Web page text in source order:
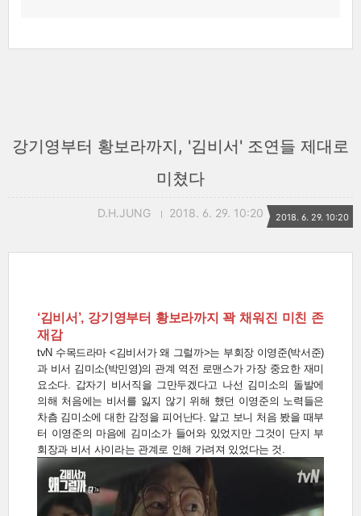
강기영부터 황보라까지, '김비서' 조연들 제대로
미쳤다
D.H.JUNG 2018. 6. 29. 10:20 2018. 6. 29. 10:20
‘김비서’, 강기영부터 황보라까지 꽉 채워진 미친 존
재감
tvN 수목드라마 <김비서가 왜 그럴까>는 부회장 이영준(박서준)
과 비서 김미소(박민영)의 관계 역전 로맨스가 가장 중요한 재미
요소다. 갑자기 비서직을 그만두겠다고 나선 김미소의 돌발에
의해 처음에는 비서를 잃지 않기 위해 했던 이영준의 노력들은
차츰 김미소에 대한 감정을 피어난다. 알고 보니 처음 봤을 때부
터 이영준의 마음에 김미소가 들어와 있었지만 그것이 단지 부
회장과 비서 사이라는 관계로 인해 가려져 있었다는 것.